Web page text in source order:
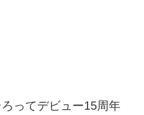
ろってデビュー15周年